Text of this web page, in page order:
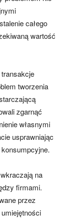
całego
wartość
tworzenia
zgarnąć
własnymi
usprawniając
na
firmami.
przez